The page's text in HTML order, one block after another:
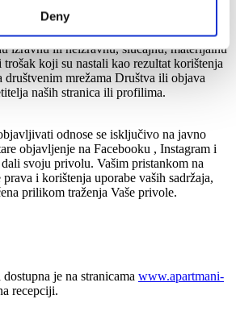
Deny
takve objave, već se one temelje isključivo
naših profila. Društvo neće
izravnu ili neizravnu, slučajnu, materijalnu
koji su nastali kao rezultat korištenja
društvenim mrežama Društva ili objava
naših stranica ili profilima.
odnose se isključivo na javno
objavljenje na Facebooku , Instagram i
svoju privolu. Vašim pristankom na
i korištenja uporabe vaših sadržaja,
prilikom traženja Vaše privole.
je na stranicama www.apartmani-
recepciji.